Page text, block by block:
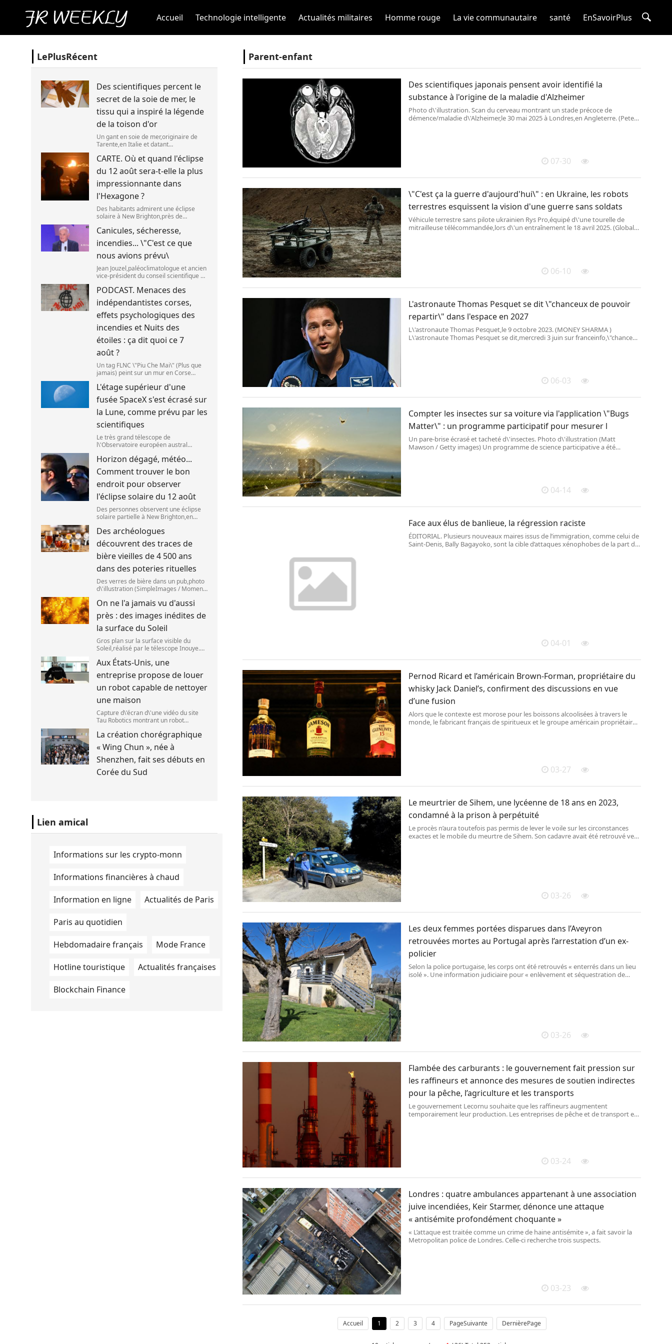
Accueil Technologie intelligente Actualités militaires Homme rouge La vie communautaire santé EnSavoirPlus
LePlusRécent
Des scientifiques percent le
secret de la soie de mer, le
tissu qui a inspiré la légende
de la toison d'or
Un gant en soie de mer,originaire de
Tarente,en Italie et datant
(OWN WORK / JOHN HILL)
CARTE. Où et quand l'éclipse
du 12 août sera-t-elle la plus
impressionnante dans
l'Hexagone ?
Des habitants admirent une éclipse
solaire à New Brighton,près de
septembre 2025. (SANKA
VIDANAGAMA )
Canicules, sécheresse,
incendies... \"C'est ce que
nous avions prévu\
Jean Jouzel,paléoclimatologue et ancien
vice-président du conseil scientifique du
(FRANCEINFO / RADIO FRANCE)
PODCAST. Menaces des
indépendantistes corses,
effets psychologiques des
incendies et Nuits des
étoiles : ça dit quoi ce 7
août ?
Un tag FLNC \"Piu Che Mai\" (Plus que
jamais) peint sur un mur en Corse
CASABIANCA )
L'étage supérieur d'une
fusée SpaceX s'est écrasé sur
la Lune, comme prévu par les
scientifiques
Le très grand télescope de
l\'Observatoire européen austral
preuves que l\'étage supérieur d\'une
fusée de SpaceX s\'est bien écrasé sur
la Lune,le 5 aoû
Horizon dégagé, météo...
Comment trouver le bon
endroit pour observer
l'éclipse solaire du 12 août
Des personnes observent une éclipse
solaire partielle à New Brighton,en
2025. (SANKA VIDANAGAMA )
Des archéologues
découvrent des traces de
bière vieilles de 4 500 ans
dans des poteries rituelles
Des verres de bière dans un pub,photo
d\'illustration (SimpleImages / Moment
boisson alcoolisée du monde. Les
premières traces de bière ont été
retrouvées ch
On ne l'a jamais vu d'aussi
près : des images inédites de
la surface du Soleil
Gros plan sur la surface visible du
Soleil,réalisé par le télescope Inouye.
(NSF/NSO/AURA/MPS) Certains se
préparent peut-être à photographier le
mieux possible l\'éclipse solaire,prévue
le 1
Aux États-Unis, une
entreprise propose de louer
un robot capable de nettoyer
une maison
Capture d\'écran d\'une vidéo du site
Tau Robotics montrant un robot
cuisine. (Tau Robotics)
La création chorégraphique
« Wing Chun », née à
Shenzhen, fait ses débuts en
Corée du Sud
Lien amical
Informations sur les crypto-monn
Informations financières à chaud
Information en ligne Actualités de Paris
Paris au quotidien
Hebdomadaire français Mode France
Hotline touristique Actualités françaises
Blockchain Finance
Parent-enfant
Des scientifiques japonais pensent avoir identifié la
substance à l'origine de la maladie d'Alzheimer
Photo d\'illustration. Scan du cerveau montrant un stade précoce de
démence/maladie d\'Alzheimer,le 30 mai 2025 à Londres,en Angleterre. (Peter
07-30
\"C'est ça la guerre d'aujourd'hui\" : en Ukraine, les robots
terrestres esquissent la vision d'une guerre sans soldats
Véhicule terrestre sans pilote ukrainien Rys Pro,équipé d\'une tourelle de
mitrailleuse télécommandée,lors d\'un entraînement le 18 avril 2025. (Global
06-10
L'astronaute Thomas Pesquet se dit \"chanceux de pouvoir
repartir\" dans l'espace en 2027
L\'astronaute Thomas Pesquet,le 9 octobre 2023. (MONEY SHARMA )
L\'astronaute Thomas Pesquet se dit,mercredi 3 juin sur franceinfo,\"chanceux
06-03
Compter les insectes sur sa voiture via l'application \"Bugs
Matter\" : un programme participatif pour mesurer l
Un pare-brise écrasé et tacheté d\'insectes. Photo d\'illustration (Matt
Mawson / Getty images) Un programme de science participative a été
04-14
Face aux élus de banlieue, la régression raciste
ÉDITORIAL. Plusieurs nouveaux maires issus de l’immigration, comme celui de
Saint-Denis, Bally Bagayoko, sont la cible d’attaques xénophobes de la part de
04-01
Pernod Ricard et l’américain Brown-Forman, propriétaire du
whisky Jack Daniel’s, confirment des discussions en vue
d’une fusion
Alors que le contexte est morose pour les boissons alcoolisées à travers le
monde, le fabricant français de ‌spiritueux et le groupe américain propriétaire
03-27
Le meurtrier de Sihem, une lycéenne de 18 ans en 2023,
condamné à la prison à perpétuité
Le procès n’aura toutefois pas permis de lever le voile sur les circonstances
exactes et le mobile du meurtre de Sihem. Son cadavre avait été retrouvé vers
03-26
Les deux femmes portées disparues dans l’Aveyron
retrouvées mortes au Portugal après l’arrestation d’un ex-
policier
Selon la police portugaise, les corps ont été retrouvés « enterrés dans un lieu
isolé ». Une information judiciaire pour « enlèvement et séquestration de
03-26
Flambée des carburants : le gouvernement fait pression sur
les raffineurs et annonce des mesures de soutien indirectes
pour la pêche, l’agriculture et les transports
Le gouvernement Lecornu souhaite que les raffineurs augmentent
temporairement leur production. Les entreprises de pêche et de transport et
03-24
Londres : quatre ambulances appartenant à une association
juive incendiées, Keir Starmer, dénonce une attaque
« antisémite profondément choquante »
« L’attaque est traitée comme un crime de haine antisémite », a fait savoir la
Metropolitan police de Londres. Celle-ci recherche trois suspects.
03-23
Accueil 1 2 3 4 PageSuivante DernièrePage